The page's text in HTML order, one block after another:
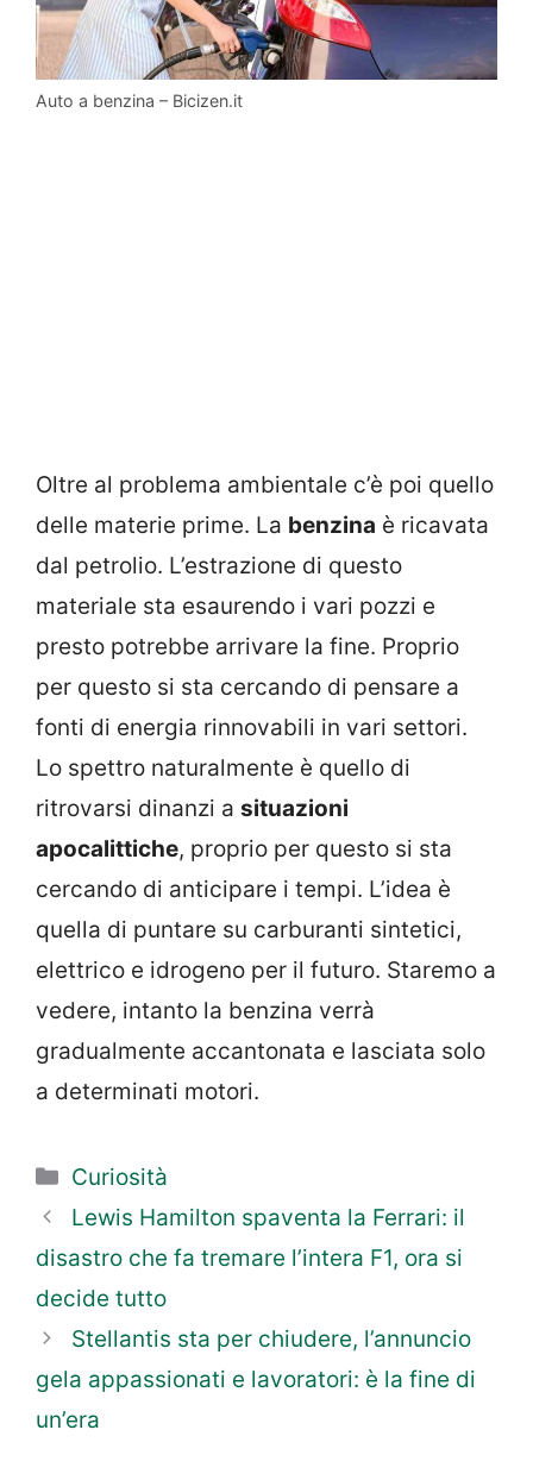
Auto a benzina – Bicizen.it
Oltre al problema ambientale c’è poi quello
delle materie prime. La benzina è ricavata
dal petrolio. L’estrazione di questo
materiale sta esaurendo i vari pozzi e
presto potrebbe arrivare la fine. Proprio
per questo si sta cercando di pensare a
fonti di energia rinnovabili in vari settori.
Lo spettro naturalmente è quello di
ritrovarsi dinanzi a situazioni
apocalittiche, proprio per questo si sta
cercando di anticipare i tempi. L’idea è
quella di puntare su carburanti sintetici,
elettrico e idrogeno per il futuro. Staremo a
vedere, intanto la benzina verrà
gradualmente accantonata e lasciata solo
a determinati motori.
Categorie
Curiosità
Lewis Hamilton spaventa la Ferrari: il
disastro che fa tremare l’intera F1, ora si
decide tutto
Stellantis sta per chiudere, l’annuncio
gela appassionati e lavoratori: è la fine di
un’era